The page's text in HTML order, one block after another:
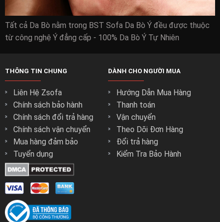
Tất cả Da Bò nằm trong BST Sofa Da Bò Ý đều được thuộc
từ công nghệ Ý đẳng cấp - 100% Da Bò Ý Tự Nhiên
THÔNG TIN CHUNG
Liên Hệ Zsofa
Chính sách bảo hành
Chính sách đổi trả hàng
Chính sách vận chuyển
Mua hàng đảm bảo
Tuyển dụng
DÀNH CHO NGƯỜI MUA
Hướng Dẫn Mua Hàng
Thanh toán
Vận chuyển
Theo Dõi Đơn Hàng
Đổi trả hàng
Kiểm Tra Bảo Hành